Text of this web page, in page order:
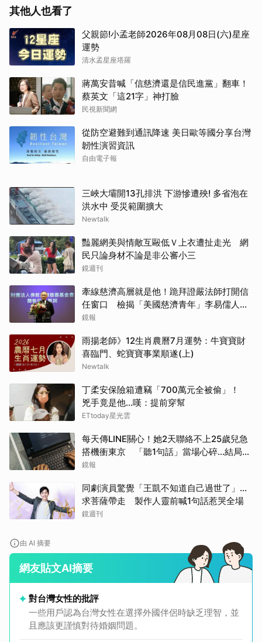
其他人也看了
父親節!小孟老師2026年08月08日(六)星座
運勢
清水孟星座塔羅
蔣萬安昔喊「信慈濟還是信民進黨」翻車！
蔡英文「這21字」神打臉
民視新聞網
從防空避難到通訊降速 美日歐等國分享台灣
韌性演習資訊
自由電子報
三峽大壩開13孔排洪 下游慘遭殃! 多省泡在
洪水中 受災範圍擴大
Newtalk
豔麗網美與情敵互毆低Ｖ上衣遭扯走光 網
民只論身材不論是非公審小三
鏡週刊
牽線慈濟高層就是他！跪拜證嚴法師打開信
任窗口 檢揭「美國慈濟青年」李易儒人脈
網絡
鏡報
雨揚老師》12生肖農曆7月運勢：牛寶寶財
喜臨門、蛇寶寶事業順遂(上)
Newtalk
丁柔安保險箱遭竊「700萬元全被偷」！
兇手竟是他...嘆：提前穿幫
ETtoday星光雲
每天傳LINE關心！她2天聯絡不上25歲兒急
搭機衝東京 「聽1句話」當場心碎...結局看
哭網
鏡報
同劇演員驚覺「王凱不知道自己過世了」...
求菩薩帶走 製作人靈前喊1句話惹哭全場
鏡週刊
由 AI 摘要
網友貼文AI摘要
對台灣女性的批評
一些用戶認為台灣女性在選擇外國伴侶時缺乏理智，並
且應該更謹慎對待婚姻問題。